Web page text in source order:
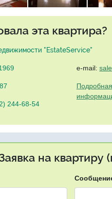
эта квартира?
"EstateService"
244-68-54
e-mail:
на квартиру